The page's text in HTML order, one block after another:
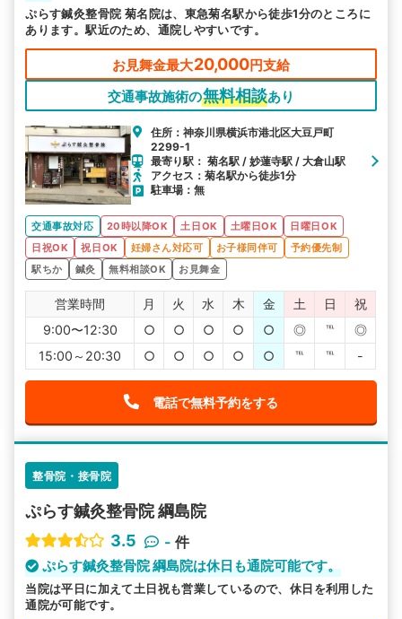
ぷらす鍼灸整骨院 菊名院は、東急菊名駅から徒歩1分のところに
あります。駅近のため、通院しやすいです。
お見舞金最大20,000円支給
交通事故施術の無料相談あり
住所：神奈川県横浜市港北区大豆戸町
2299-1
最寄り駅： 菊名駅 / 妙蓮寺駅 / 大倉山駅
アクセス：菊名駅から徒歩1分
駐車場：無
交通事故対応 20時以降OK 土日OK 土曜日OK
日曜日OK
日祝OK
祝日OK 妊婦さん対応可 お子様同伴可
予約優先制
駅ちか
鍼灸 無料相談OK お見舞金
営業時間 月 火 水 木 金 土 日
祝
9:00〜12:30
○ ○ ○ ○ ○ ◎ ℡
◎
15:00～20:30
○ ○ ○ ○ ○ ℡ ℡ -
電話で無料予約をする
整骨院・接骨院
ぷらす鍼灸整骨院 綱島院
3.5
- 件
ぷらす鍼灸整骨院 綱島院は休日も通院可能です。
当院は平日に加えて土日祝も営業しているので、休日を利用した
通院が可能です。